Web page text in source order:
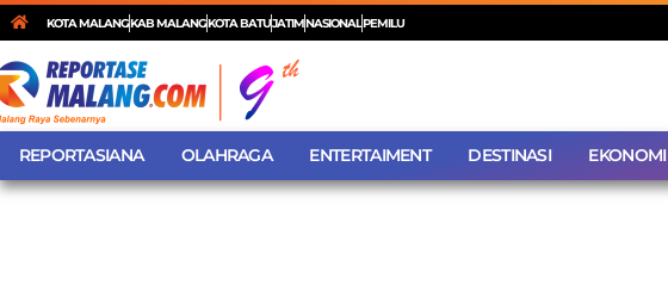
KOTA MALANGKAB MALANGKOTA BATUJATIMNASIONALPEMILU
REPORTASIANA OLAHRAGA ENTERTAIMENT DESTINASI EKONOMI